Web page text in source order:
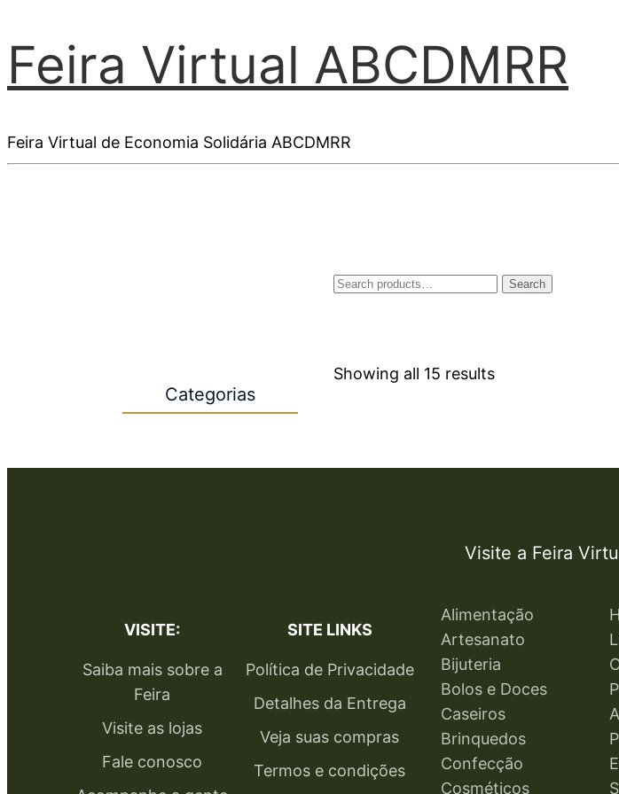
Feira Virtual ABCDMRR
Feira Virtual de Economia Solidária ABCDMRR
Categorias
Search
Showing all 15 results
VISITE:
Saiba mais sobre a
Feira
Visite as lojas
Fale conosco
SITE LINKS
Política de Privacidade
Detalhes da Entrega
Veja suas compras
Termos e condições
Visite a Feira
Alimentação
Artesanato
Bijuteria
Bolos e Doces
Caseiros
Brinquedos
Confecção
Cosméticos